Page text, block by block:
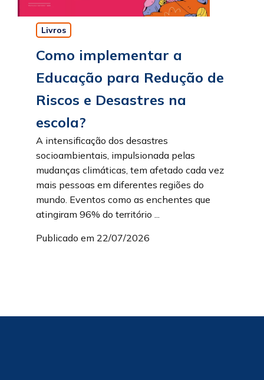
Livros
Como implementar a
Educação para Redução de
Riscos e Desastres na
escola?
A intensificação dos desastres
socioambientais, impulsionada pelas
mudanças climáticas, tem afetado cada vez
mais pessoas em diferentes regiões do
mundo. Eventos como as enchentes que
atingiram 96% do território ...
Publicado em 22/07/2026